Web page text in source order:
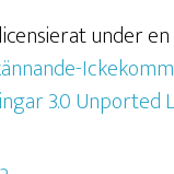
under en
3.0 Unported